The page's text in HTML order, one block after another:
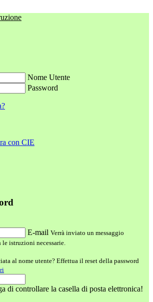
Nome Utente
Password
con CIE
E-mail Verrà inviato un messaggio
istruzioni necessarie.
al nome utente? Effettua il reset della password
di controllare la casella di posta elettronica!